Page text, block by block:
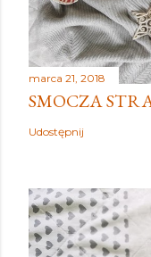
marca 21, 2018
SMOCZA
Udostępnij